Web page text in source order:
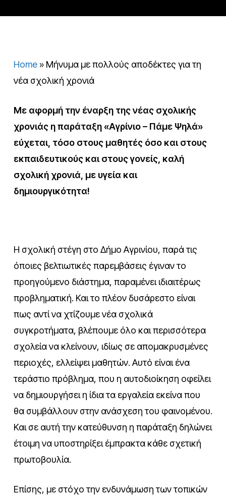
Home» Μήνυμα με πολλούς αποδέκτες για τη
νέα σχολική χρονιά
Με αφορμή την έναρξη της νέας σχολικής
χρονιάς η παράταξη «Αγρίνιο – Πάμε Ψηλά»
εύχεται, τόσο στους μαθητές όσο και στους
εκπαιδευτικούς και στους γονείς, καλή
σχολική χρονιά, με υγεία και
δημιουργικότητα!
Η σχολική στέγη στο Δήμο Αγρινίου, παρά τις
όποιες βελτιωτικές παρεμβάσεις έγιναν το
προηγούμενο διάστημα, παραμένει ιδιαιτέρως
προβληματική. Και το πλέον δυσάρεστο είναι
πως αντί να χτίζουμε νέα σχολικά
συγκροτήματα, βλέπουμε όλο και περισσότερα
σχολεία να κλείνουν, ιδίως σε απομακρυσμένες
περιοχές, ελλείψει μαθητών. Αυτό είναι ένα
τεράστιο πρόβλημα, που η αυτοδιοίκηση οφείλει
να δημιουργήσει η ίδια τα εργαλεία εκείνα που
θα συμβάλλουν στην ανάσχεση του φαινομένου.
Και σε αυτή την κατεύθυνση η παράταξη δηλώνει
έτοιμη να υποστηρίξει έμπρακτα κάθε σχετική
πρωτοβουλία.
Επίσης, με στόχο την ενδυνάμωση των τοπικών